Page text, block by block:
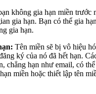
không gia hạn miền trước
gia hạn. Bạn có thể gia
gia hạn.
Tên miền sẽ bị vô hiệu
ký của nó đã hết hạn.
chẳng hạn như email, có
miền hoặc thiết lập tên